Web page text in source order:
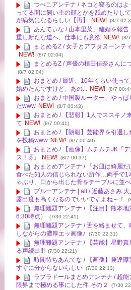
つべこアンテナ / ネコと寝るのは
ってる間に飼い主の顔とかを舐めたりし
が病気になるらしい【再】
NEW! (8/7
あんてぃな / 山本里菜、離婚を報
重し新たな道へ、仕事にも意欲 NEW! (8/
まとめるZ / 女子とアフタヌーンテ
NEW! (8/7 02:04)
まとめるZ / 声優の植田佳奈さんに
(8/7 02:04)
おまとめ / 最近、10年くらい使っ
始めたんですけど、あの... NEW! (8/7
おまとめ / 中国製ルーター、やっ
たwww NEW! (8/7 00:43)
おまとめ / 【悲報】1人でススキノ
て NEW! (8/7 00:41)
おまとめ / 【朗報】芸能界を引退
を投稿www NEW! (8/7 00:40)
おまとめ / 【画像】ムチムチJK「
ス！✌」
NEW! (8/7 00:37)
おまとめアンテナ / 「お皿は綺麗
食べた知人の信じられない所作…両手で1
ゃぶり、口から出した骨をテーブルに並べ
ブルーアンテナ | all / 近藤あさみ
露出度も高くなるのでいいですよね～！
無理難題アンテナ / 【注目】熊本
6:30時点）
(7/30 22:41)
無理難題アンテナ / 舌を絡ませて
しながらの濃厚エッ画像♪
(7/30 22:31)
無理難題アンテナ / 【芸能】星野
る声続出!!! (7/30 22:21)
時間待ちあんてな / 【画像】発達
すぐに分からないらしい (7/30 22:13)
ラブラドールまとめアンテナ / 超
限界まで極める事にした件 その２
(7/30